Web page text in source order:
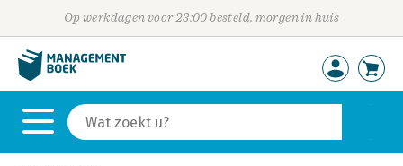
Op werkdagen voor 23:00 besteld, morgen in huis